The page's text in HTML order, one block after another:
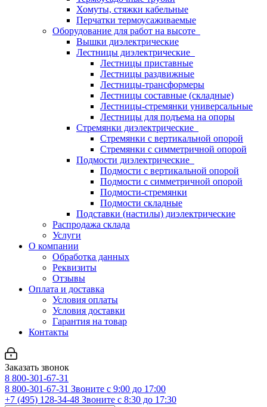
Хомуты, стяжки кабельные
Перчатки термоусаживаемые
Оборудование для работ на высоте
Вышки диэлектрические
Лестницы диэлектрические
Лестницы приставные
Лестницы раздвижные
Лестницы-трансформеры
Лестницы составные (складные)
Лестницы-стремянки универсальные
Лестницы для подъема на опоры
Стремянки диэлектрические
Стремянки с вертикальной опорой
Стремянки с симметричной опорой
Подмости диэлектрические
Подмости с вертикальной опорой
Подмости с симметричной опорой
Подмости-стремянки
Подмости складные
Подставки (настилы) диэлектрические
Распродажа склада
Услуги
О компании
Обработка данных
Реквизиты
Отзывы
Оплата и доставка
Условия оплаты
Условия доставки
Гарантия на товар
Контакты
Заказать звонок
8 800-301-67-31
8 800-301-67-31 Звоните с 9:00 до 17:00
+7 (495) 128-34-48 Звоните с 8:30 до 17:30